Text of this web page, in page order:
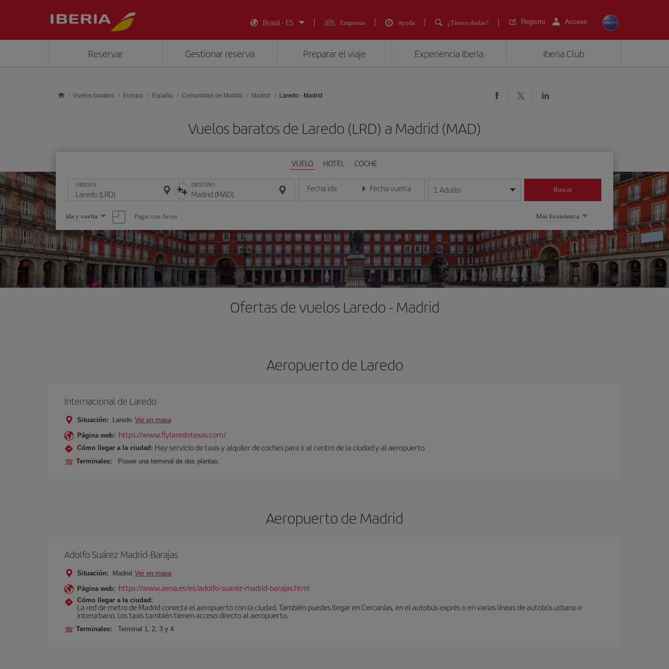
Brasil - ES
Empresas Ayuda ¿Tienes dudas? Registro Acceso
Reservar Gestionar reserva Preparar el viaje Experiencia Iberia Iberia Club
Vuelos baratos Europa España Comunidad de Madrid Madrid Laredo - Madrid
Vuelos baratos de Laredo (LRD) a Madrid (MAD)
VUELO HOTEL COCHE
ORIGEN DESTINO Fecha ida
Introduce la fecha en formato día/mes/año
Fecha vuelta
Introduce la fecha en formato día/mes/año
1 Adulto Buscar
Seleccione
una
opción
Ida y vuelta Pagar con Avios Más Económica
Ofertas de vuelos Laredo - Madrid
Aeropuerto de Laredo
Internacional de Laredo
Situación: Laredo Ver en mapa
Página web: https://www.flylaredotexas.com/
Cómo llegar a la ciudad: Hay servicio de taxis y alquiler de coches para ir al centro de la ciudad y al aeropuerto.
Terminales: Posee una terminal de dos plantas.
Aeropuerto de Madrid
Adolfo Suárez Madrid-Barajas
Situación: Madrid Ver en mapa
Página web: https://www.aena.es/es/adolfo-suarez-madrid-barajas.html
Cómo llegar a la ciudad:
La red de metro de Madrid conecta el aeropuerto con la ciudad. También puedes llegar en Cercanías, en el autobús exprés o en varias líneas de autobús urbano e
interurbano. Los taxis también tienen acceso directo al aeropuerto.
Terminales: Terminal 1, 2, 3 y 4